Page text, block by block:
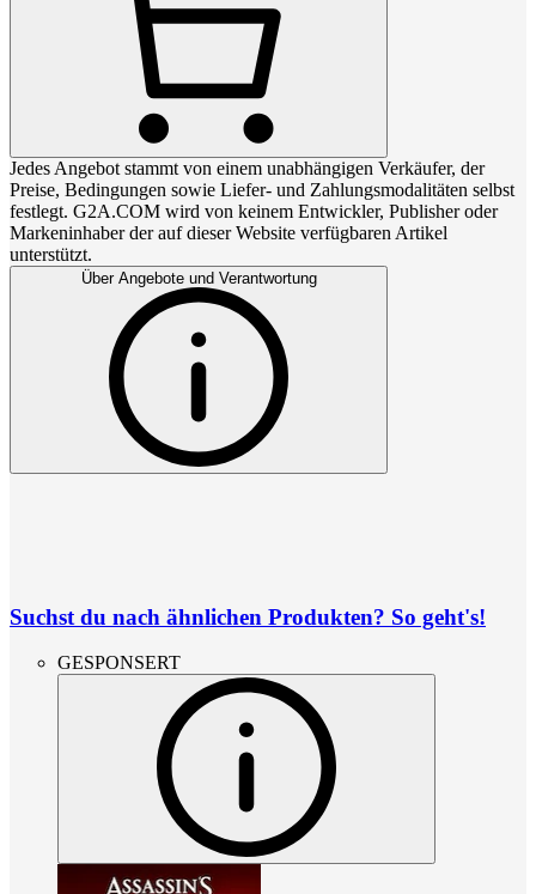
Jedes Angebot stammt von einem unabhängigen Verkäufer, der
Preise, Bedingungen sowie Liefer- und Zahlungsmodalitäten selbst
festlegt. G2A.COM wird von keinem Entwickler, Publisher oder
Markeninhaber der auf dieser Website verfügbaren Artikel
unterstützt.
Über Angebote und Verantwortung
Suchst du nach ähnlichen Produkten? So geht's!
GESPONSERT